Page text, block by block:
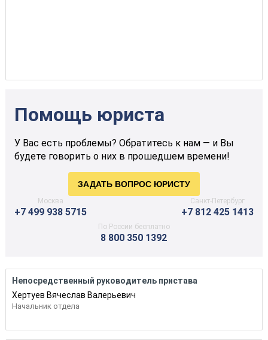
Помощь юриста
У Вас есть проблемы? Обратитесь к нам — и Вы
будете говорить о них в прошедшем времени!
Москва
+7 499 938 5715
Санкт-Петербург
+7 812 425 1413
По России бесплатно
8 800 350 1392
Непосредственный руководитель пристава
Хертуев Вячеслав Валерьевич
Начальник отдела